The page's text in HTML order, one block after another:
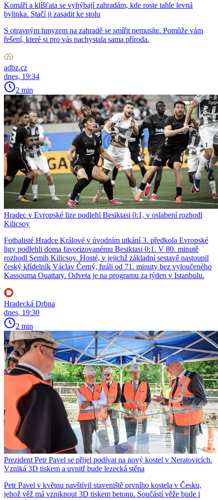
Komáři a klíšťata se vyhýbají zahradám, kde roste tahle levná
bylinka. Stačí ji zasadit ke stolu
S otravným hmyzem na zahradě se smířit nemusíte. Pomůže vám
řešení, které si pro vás nachystala sama příroda.
adbz.cz
dnes, 19:34
2 min
Hradec v Evropské lize podlehl Besiktasi 0:1, v oslabení rozhodl
Kilicsoy
Fotbalisté Hradce Králové v úvodním utkání 3. předkola Evropské
ligy podlehli doma favorizovanému Besiktasi 0:1. V 80. minutě
rozhodl Semih Kilicsoy. Hosté, v jejichž základní sestavě nastoupil
český křídelník Václav Černý, hráli od 71. minuty bez vyloučeného
Kassouma Ouattary. Odveta je na programu za týden v Istanbulu.
Hradecká Drbna
dnes, 19:30
2 min
Prezident Petr Pavel se přijel podívat na nový kostel v Neratovicích.
Vzniká 3D tiskem a uvnitř bude lezecká stěna
Petr Pavel v květnu navštívil staveniště prvního kostela v Česku,
jehož věž má vzniknout 3D tiskem betonu. Součástí věže bude i